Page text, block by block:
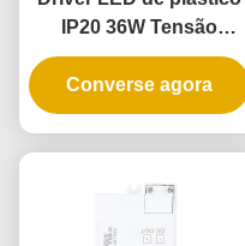
IP20 36W Tensão
Constante para
Aplicações de
Iluminação Interna
Converse agora